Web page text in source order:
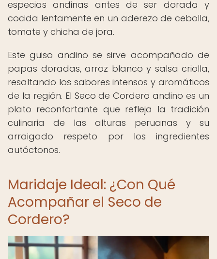
especias andinas antes de ser dorada y
cocida lentamente en un aderezo de cebolla,
tomate y chicha de jora.
Este guiso andino se sirve acompañado de
papas doradas, arroz blanco y salsa criolla,
resaltando los sabores intensos y aromáticos
de la región. El Seco de Cordero andino es un
plato reconfortante que refleja la tradición
culinaria de las alturas peruanas y su
arraigado respeto por los ingredientes
autóctonos.
Maridaje Ideal: ¿Con Qué
Acompañar el Seco de
Cordero?